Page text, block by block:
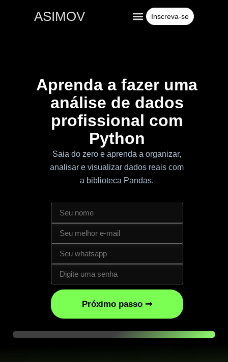
ASIMOV Inscreva-se
Aprenda a fazer uma
análise de dados
profissional com
Python
Saia do zero e aprenda a organizar,
analisar e visualizar dados reais com
a biblioteca Pandas.
Próximo passo ➞